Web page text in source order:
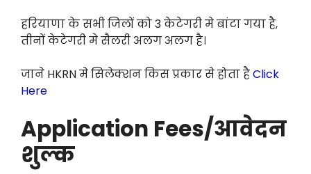
हरियाणा के सभी जिलों को 3 केटेगरी मे बांटा गया है,
तीनों केटेगरी मे सैलरी अलग अलग है।
जाने HKRN मे सिलेक्शन किस प्रकार से होता हैClick
Here
Application Fees/आवेदन
शुल्क